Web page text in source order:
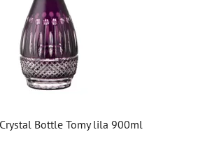
Bottle Tomy lila 900ml